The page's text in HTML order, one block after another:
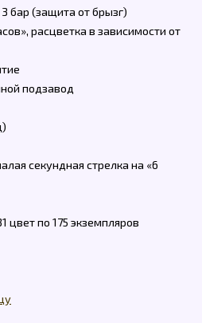
3 бар (защита от брызг)
расцветка в зависимости от
подзавод
секундная стрелка на «6
цвет по 175 экземпляров